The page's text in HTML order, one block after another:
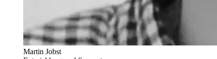
Martin Jobst